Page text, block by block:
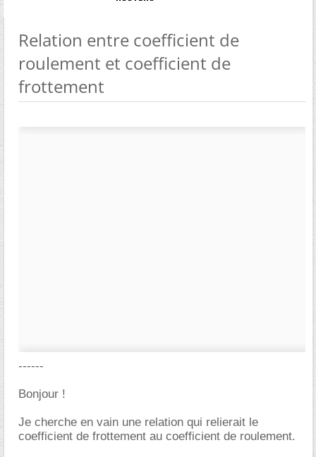
Relation entre coefficient de
roulement et coefficient de
frottement
------
Bonjour !
Je cherche en vain une relation qui relierait le
coefficient de frottement au coefficient de roulement.